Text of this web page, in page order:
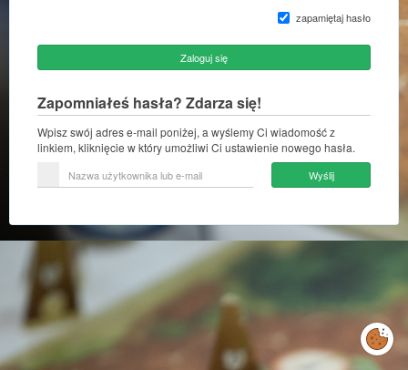
zapamiętaj hasło
Zaloguj się
Zapomniałeś hasła? Zdarza się!
Wpisz swój adres e-mail poniżej, a wyślemy Ci wiadomość z
linkiem, kliknięcie w który umożliwi Ci ustawienie nowego hasła.
użytkownika
mail
Wyślij
Zarządzaj
preferencjami
cookies